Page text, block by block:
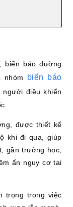
biển báo đường
nhóm
biển báo
người điều khiển
được thiết kế
khi đi qua, giúp
gần trường học,
ẩn nguy cơ tai
trọng trong việc